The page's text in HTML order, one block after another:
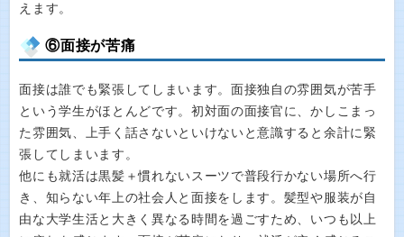
えます。
⑥面接が苦痛
面接は誰でも緊張してしまいます。面接独自の雰囲気が苦手
という学生がほとんどです。初対面の面接官に、かしこまっ
た雰囲気、上手く話さないといけないと意識すると余計に緊
張してしまいます。
他にも就活は黒髪＋慣れないスーツで普段行かない場所へ行
き、知らない年上の社会人と面接をします。髪型や服装が自
由な大学生活と大きく異なる時間を過ごすため、いつも以上